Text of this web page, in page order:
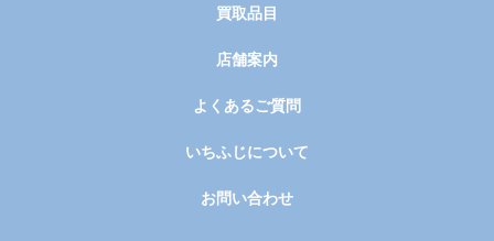
買取品目
店舗案内
よくあるご質問
いちふじについて
お問い合わせ